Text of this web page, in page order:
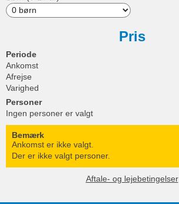
Pris
Periode
Ankomst
Afrejse
Varighed
Personer
Ingen personer er valgt
Bemærk
Ankomst er ikke valgt.
Der er ikke valgt personer.
Aftale- og lejebetingelser